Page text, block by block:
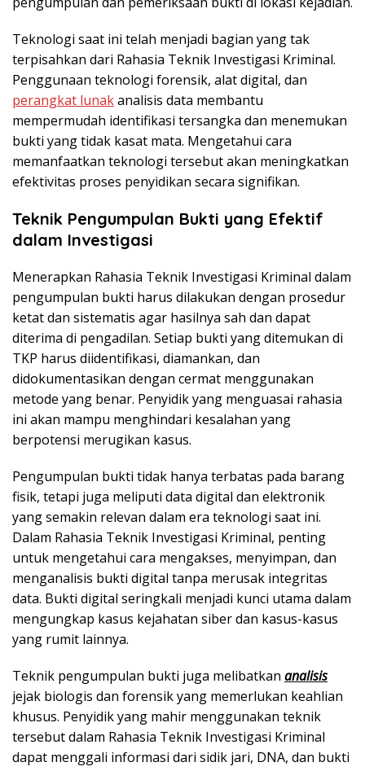
Teknologi saat ini telah menjadi bagian yang tak
terpisahkan dari Rahasia Teknik Investigasi Kriminal.
Penggunaan teknologi forensik, alat digital, dan
perangkat lunakanalisis data membantu
mempermudah identifikasi tersangka dan menemukan
bukti yang tidak kasat mata. Mengetahui cara
memanfaatkan teknologi tersebut akan meningkatkan
efektivitas proses penyidikan secara signifikan.
Teknik Pengumpulan Bukti yang Efektif
dalam Investigasi
Menerapkan Rahasia Teknik Investigasi Kriminal dalam
pengumpulan bukti harus dilakukan dengan prosedur
ketat dan sistematis agar hasilnya sah dan dapat
diterima di pengadilan. Setiap bukti yang ditemukan di
TKP harus diidentifikasi, diamankan, dan
didokumentasikan dengan cermat menggunakan
metode yang benar. Penyidik yang menguasai rahasia
ini akan mampu menghindari kesalahan yang
berpotensi merugikan kasus.
Pengumpulan bukti tidak hanya terbatas pada barang
fisik, tetapi juga meliputi data digital dan elektronik
yang semakin relevan dalam era teknologi saat ini.
Dalam Rahasia Teknik Investigasi Kriminal, penting
untuk mengetahui cara mengakses, menyimpan, dan
menganalisis bukti digital tanpa merusak integritas
data. Bukti digital seringkali menjadi kunci utama dalam
mengungkap kasus kejahatan siber dan kasus-kasus
yang rumit lainnya.
Teknik pengumpulan bukti juga melibatkan analisis
jejak biologis dan forensik yang memerlukan keahlian
khusus. Penyidik yang mahir menggunakan teknik
tersebut dalam Rahasia Teknik Investigasi Kriminal
dapat menggali informasi dari sidik jari, DNA, dan bukti